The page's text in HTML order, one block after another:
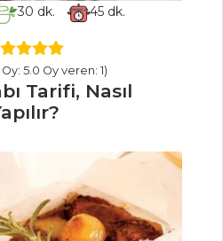
30 dk. 45dk.
5.0 Oy veren: 1)
Tarifi, Nasıl